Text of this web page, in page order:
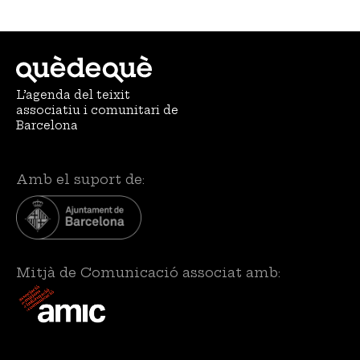
L’agenda del teixit
associatiu i comunitari de
Barcelona
Amb el suport de:
Mitjà de Comunicació associat amb: